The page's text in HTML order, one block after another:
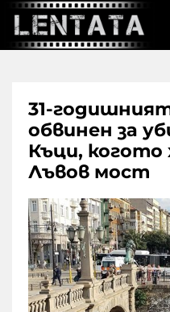
31-
обвинен за
Къци, когото
Лъвов мост